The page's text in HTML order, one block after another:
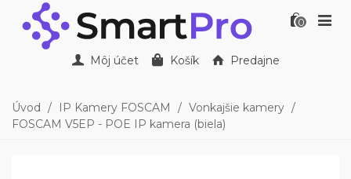
0
Môj účet Košík Predajne
Úvod / IP Kamery FOSCAM / Vonkajšie kamery /
FOSCAM V5EP - POE IP kamera (biela)